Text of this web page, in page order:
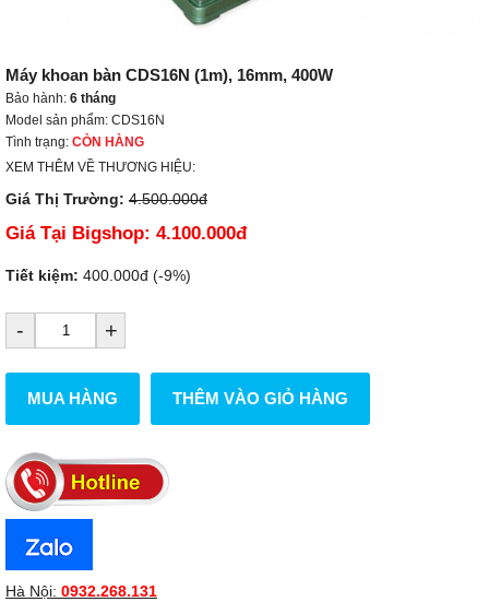
Máy khoan bàn CDS16N (1m), 16mm, 400W
Bảo hành: 6 tháng
Model sản phẩm: CDS16N
Tình trạng: CÒN HÀNG
XEM THÊM VỀ THƯƠNG HIỆU:
Giá Thị Trường: 4.500.000đ
Giá Tại Bigshop: 4.100.000đ
Tiết kiệm: 400.000đ (-9%)
- +
MUA HÀNG THÊM VÀO GIỎ HÀNG
Hà Nội: 0932.268.131